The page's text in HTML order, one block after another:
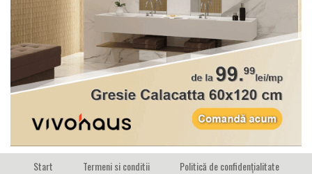
Start Termeni si conditii
Politică de confidențialitate